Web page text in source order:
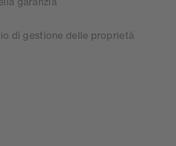
di gestione delle proprietà